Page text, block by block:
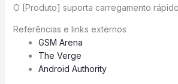
O [Produto] suporta carregamento
Referências e links externos
GSM Arena
The Verge
Android Authority